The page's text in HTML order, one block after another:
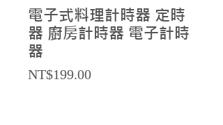
電子式料理計時器 定時
器 廚房計時器 電子計時
器
NT$199.00Price